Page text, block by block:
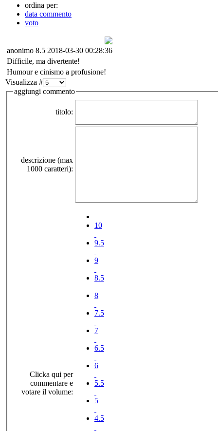
ordina per:
data commento
voto
anonimo 8.5 2018-03-30 00:28:36
Difficile, ma divertente!
Humour e cinismo a profusione!
Visualizza #
aggiungi commento
titolo:
descrizione (max
1000 caratteri):
Clicka qui per
commentare e
votare il volume:
10
9.5
9
8.5
8
7.5
7
6.5
6
5.5
5
4.5